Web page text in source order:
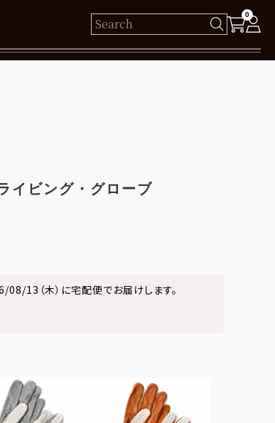
0
イビング・グローブ
08/13（木） に宅配便でお届けします。